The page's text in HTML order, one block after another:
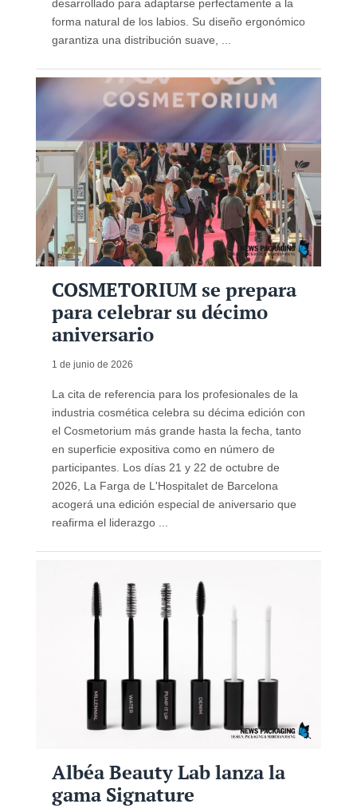
desarrollado para adaptarse perfectamente a la
forma natural de los labios. Su diseño ergonómico
garantiza una distribución suave, ...
COSMETORIUM se prepara
para celebrar su décimo
aniversario
1 de junio de 2026
La cita de referencia para los profesionales de la
industria cosmética celebra su décima edición con
el Cosmetorium más grande hasta la fecha, tanto
en superficie expositiva como en número de
participantes. Los días 21 y 22 de octubre de
2026, La Farga de L'Hospitalet de Barcelona
acogerá una edición especial de aniversario que
reafirma el liderazgo ...
Albéa Beauty Lab lanza la
gama Signature